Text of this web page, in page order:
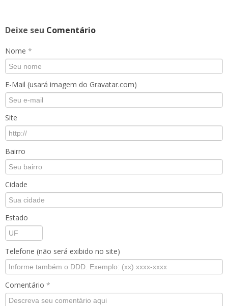
Deixe seu Comentário
Nome *
E-Mail (usará imagem do Gravatar.com)
Site
Bairro
Cidade
Estado
Telefone (não será exibido no site)
Comentário *